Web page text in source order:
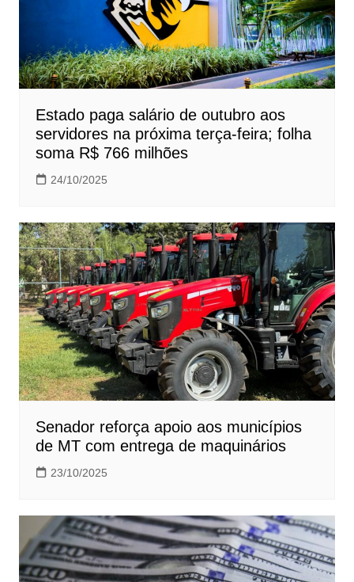
Estado paga salário de outubro aos
servidores na próxima terça-feira; folha
soma R$ 766 milhões
24/10/2025
Senador reforça apoio aos municípios
de MT com entrega de maquinários
23/10/2025